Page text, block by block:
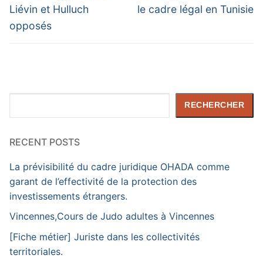
Liévin et Hulluch
opposés
le cadre légal en Tunisie
RECHERCHER
RECENT POSTS
La prévisibilité du cadre juridique OHADA comme
garant de l’effectivité de la protection des
investissements étrangers.
Vincennes,Cours de Judo adultes à Vincennes
[Fiche métier] Juriste dans les collectivités
territoriales.